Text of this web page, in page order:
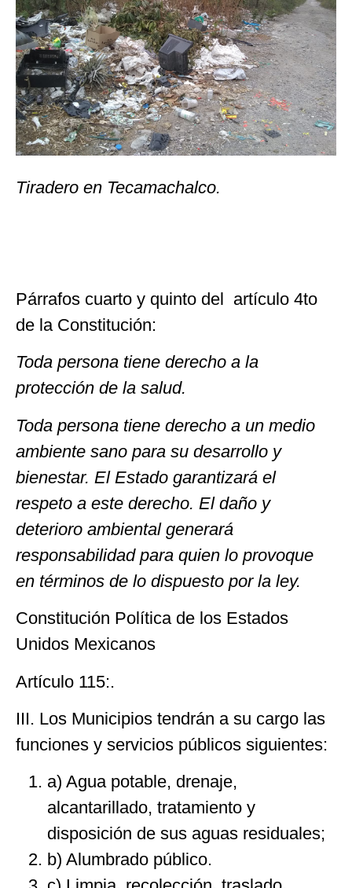
Tiradero en Tecamachalco.
Párrafos cuarto y quinto del artículo 4to
de la Constitución:
Toda persona tiene derecho a la
protección de la salud.
Toda persona tiene derecho a un medio
ambiente sano para su desarrollo y
bienestar. El Estado garantizará el
respeto a este derecho. El daño y
deterioro ambiental generará
responsabilidad para quien lo provoque
en términos de lo dispuesto por la ley.
Constitución Política de los Estados
Unidos Mexicanos
Artículo 115:.
III. Los Municipios tendrán a su cargo las
funciones y servicios públicos siguientes:
a) Agua potable, drenaje,
alcantarillado, tratamiento y
disposición de sus aguas residuales;
b) Alumbrado público.